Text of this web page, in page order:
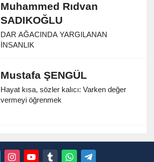
Muhammed Rıdvan
SADIKOĞLU
DAR AĞACINDA YARGILANAN
İNSANLIK
Mustafa ŞENGÜL
Hayat kısa, sözler kalıcı: Varken değer
vermeyi öğrenmek